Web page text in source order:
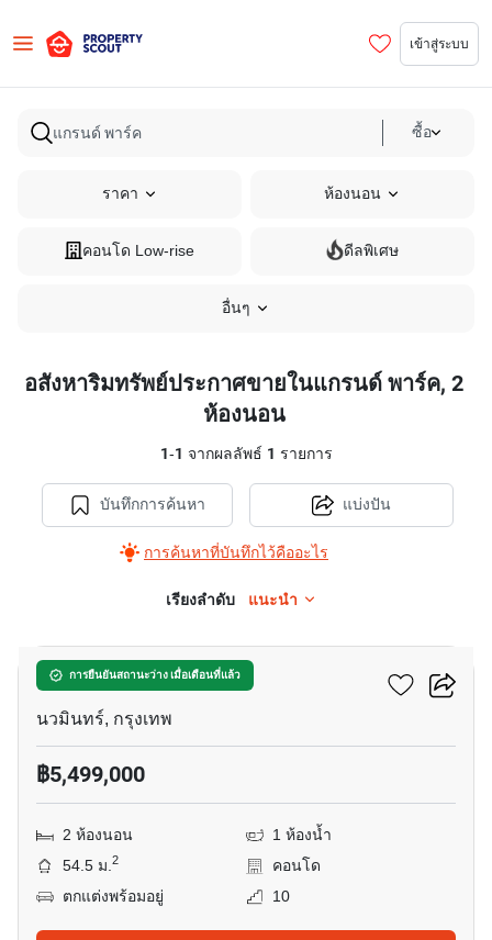
เข้าสู่ระบบ
ซื้อ
ราคา ห้องนอน
คอนโด Low-rise ดีลพิเศษ
อื่นๆ
อสังหาริมทรัพย์ประกาศขายในแกรนด์ พาร์ค, 2
ห้องนอน
1-1 จากผลลัพธ์ 1 รายการ
บันทึกการค้นหา
การค้นหาที่บันทึกไว้คืออะไร
แบ่งปัน
เรียงลำดับ แนะนำ
การยืนยันสถานะว่าง เมื่อเดือนที่แล้ว
แกรนด์ พาร์ค
นวมินทร์, กรุงเทพ
฿5,499,000
2 ห้องนอน
1 ห้องน้ำ
54.5 ม.2
คอนโด
ตกแต่งพร้อมอยู่
10